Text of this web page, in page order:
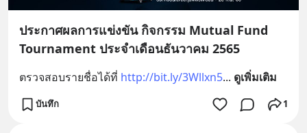
ประกาศผลการแข่งขัน กิจกรรม Mutual Fund
Tournament ประจำเดือนธันวาคม 2565
ตรวจสอบรายชื่อได้ที่ http://bit.ly/3Wllxn5... ดูเพิ่มเติม
บันทึก 1